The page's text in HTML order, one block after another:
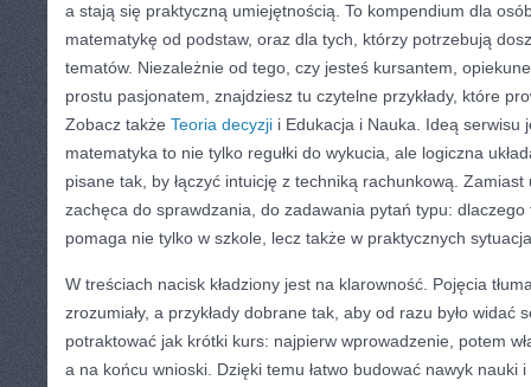
a stają się praktyczną umiejętnością. To kompendium dla
matematykę od podstaw, oraz dla tych, którzy potrzebują
tematów. Niezależnie od tego, czy jesteś kursantem,
prostu pasjonatem, znajdziesz tu czytelne przykłady, które
Zobacz także Teoria decyzji i Edukacja i Nauka. Ideą serwisu
matematyka to nie tylko regułki do wykucia, ale logiczna
pisane tak, by łączyć intuicję z techniką rachunkową. Zamiast
zachęca do sprawdzania, do zadawania pytań typu: dlaczego
pomaga nie tylko w szkole, lecz także w praktycznych
W treściach nacisk kładziony jest na klarowność. Pojęcia
zrozumiały, a przykłady dobrane tak, aby od razu było widać
potraktować jak krótki kurs: najpierw wprowadzenie, potem
a na końcu wnioski. Dzięki temu łatwo budować nawyk nauki